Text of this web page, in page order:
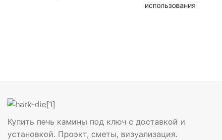
использования
Купить печь камины под ключ с доставкой и
установкой. Проэкт, сметы, визуализация.